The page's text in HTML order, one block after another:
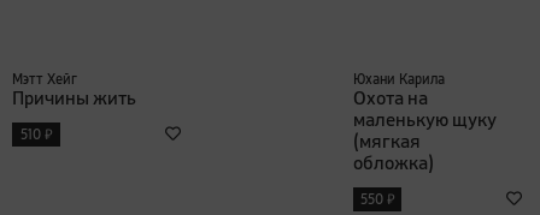
Мэтт Хейг
Причины жить
510 ₽
Юхани Карила
Охота на
маленькую щуку
(мягкая
обложка)
550 ₽